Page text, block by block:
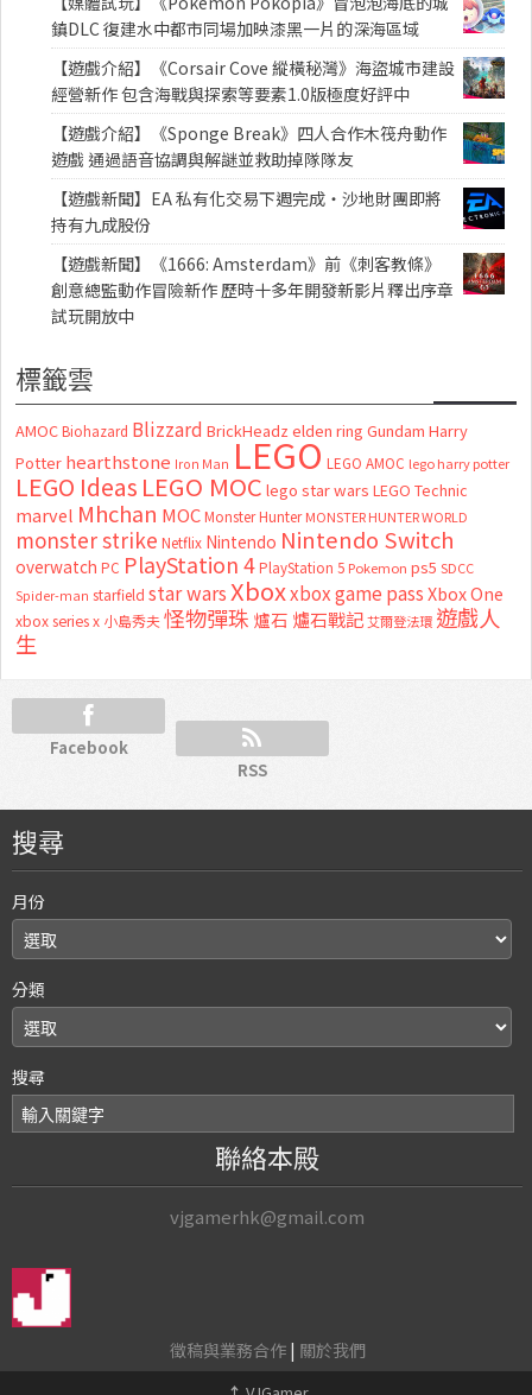
鎮DLC 復建水中都市同場加映漆黑一片的深海區域
【遊戲介紹】《Corsair Cove 縱橫秘灣》海盜城市建設
經營新作 包含海戰與探索等要素1.0版極度好評中
【遊戲介紹】《Sponge Break》四人合作木筏舟動作
遊戲 通過語音協調與解謎並救助掉隊隊友
【遊戲新聞】EA 私有化交易下週完成・沙地財團即將
持有九成股份
【遊戲新聞】《1666: Amsterdam》前《刺客教條》
創意總監動作冒險新作 歷時十多年開發新影片釋出序章
試玩開放中
標籤雲
AMOC Biohazard Blizzard BrickHeadz elden ring Gundam Harry
Potter hearthstone Iron Man LEGO LEGO AMOC lego harry potter
LEGO Ideas LEGO MOC lego star wars LEGO Technic
marvel Mhchan MOC Monster Hunter MONSTER HUNTER WORLD
monster strike Netflix Nintendo Nintendo Switch
overwatch PC PlayStation 4 PlayStation 5 Pokemon ps5 SDCC
Spider-man starfield star warsXboxxbox game passXbox One
xbox series x 小島秀夫怪物彈珠 爐石 爐石戰記艾爾登法環 遊戲人
生
Facebook
RSS
搜尋
月份
分類
搜尋
聯絡本殿
vjgamerhk@gmail.com
徵稿與業務合作| 關於我們